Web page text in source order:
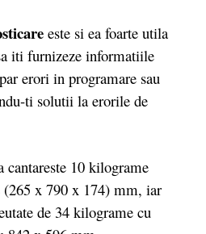
este si ea foarte utila
iti furnizeze informatiile
erori in programare sau
ti solutii la erorile de
10 kilograme
(265 x 790 x 174) mm, iar
de 34 kilograme cu